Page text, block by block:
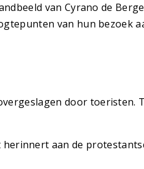
van Cyrano de
van hun bezoek
door toeristen.
aan de